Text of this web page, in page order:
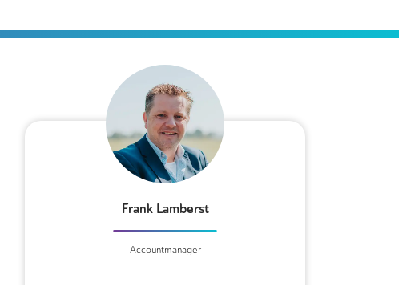
Frank Lamberst
Accountmanager